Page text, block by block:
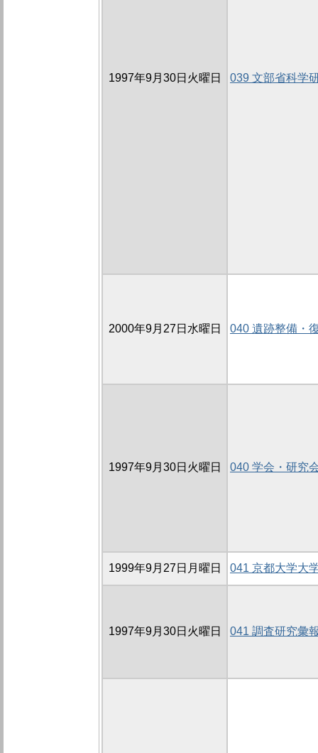
1997年9月30日火曜日 039 文部省科学
2000年9月27日水曜日 040 遺跡整備・
1997年9月30日火曜日 040 学会・研究
1999年9月27日月曜日 041 京都大学大
1997年9月30日火曜日 041 調査研究彙